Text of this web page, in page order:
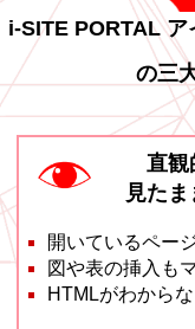
i-SITE PORTAL
の三
直観
見た
開いているペー
図や表の挿入も
HTMLがわから